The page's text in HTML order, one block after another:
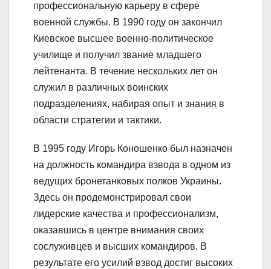
профессиональную карьеру в сфере
военной службы. В 1990 году он закончил
Киевское высшее военно-политическое
училище и получил звание младшего
лейтенанта. В течение нескольких лет он
служил в различных воинских
подразделениях, набирая опыт и знания в
области стратегии и тактики.
В 1995 году Игорь Коношенко был назначен
на должность командира взвода в одном из
ведущих бронетанковых полков Украины.
Здесь он продемонстрировал свои
лидерские качества и профессионализм,
оказавшись в центре внимания своих
сослуживцев и высших командиров. В
результате его усилий взвод достиг высоких